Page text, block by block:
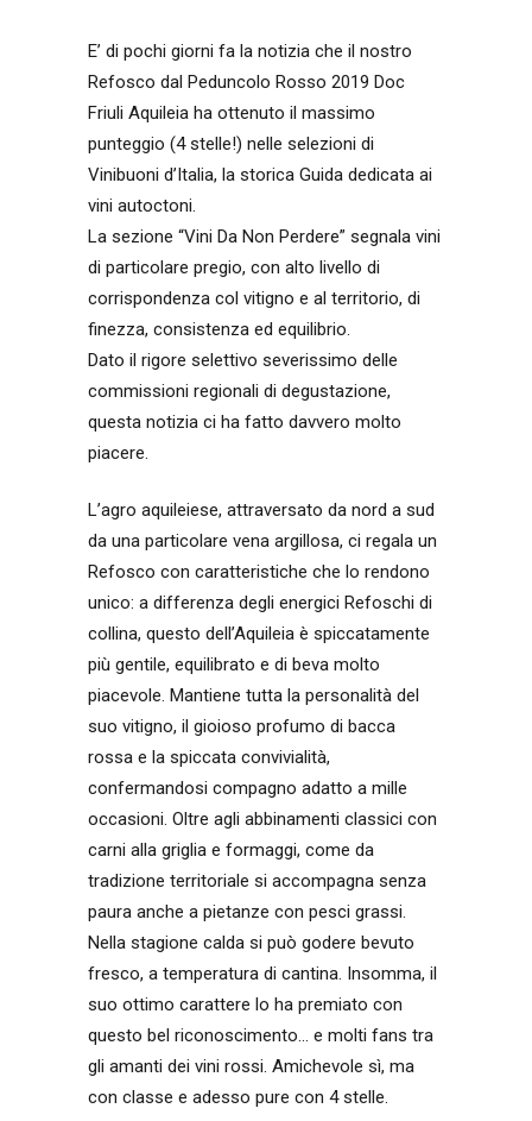
E’ di pochi giorni fa la notizia che il nostro
Refosco dal Peduncolo Rosso 2019 Doc
Friuli Aquileia ha ottenuto il massimo
punteggio (4 stelle!) nelle selezioni di
Vinibuoni d’Italia, la storica Guida dedicata ai
vini autoctoni.
La sezione “Vini Da Non Perdere” segnala vini
di particolare pregio, con alto livello di
corrispondenza col vitigno e al territorio, di
finezza, consistenza ed equilibrio.
Dato il rigore selettivo severissimo delle
commissioni regionali di degustazione,
questa notizia ci ha fatto davvero molto
piacere.
L’agro aquileiese, attraversato da nord a sud
da una particolare vena argillosa, ci regala un
Refosco con caratteristiche che lo rendono
unico: a differenza degli energici Refoschi di
collina, questo dell’Aquileia è spiccatamente
più gentile, equilibrato e di beva molto
piacevole. Mantiene tutta la personalità del
suo vitigno, il gioioso profumo di bacca
rossa e la spiccata convivialità,
confermandosi compagno adatto a mille
occasioni. Oltre agli abbinamenti classici con
carni alla griglia e formaggi, come da
tradizione territoriale si accompagna senza
paura anche a pietanze con pesci grassi.
Nella stagione calda si può godere bevuto
fresco, a temperatura di cantina. Insomma, il
suo ottimo carattere lo ha premiato con
questo bel riconoscimento… e molti fans tra
gli amanti dei vini rossi. Amichevole sì, ma
con classe e adesso pure con 4 stelle.